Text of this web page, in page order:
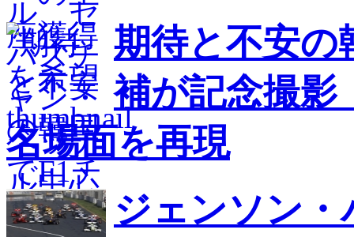
期待と不安の
補が記念撮
名場面を再現
ジェンソン